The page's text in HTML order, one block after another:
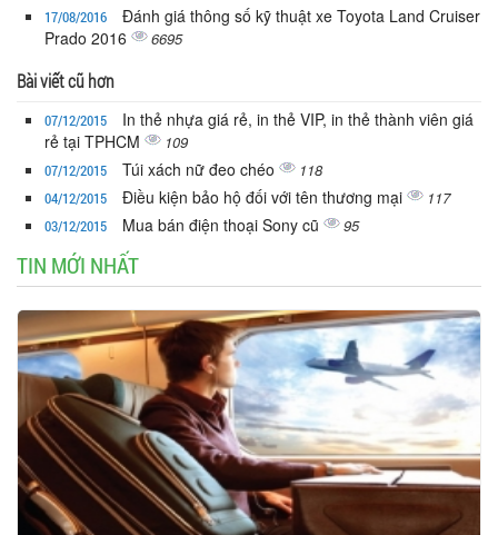
17/08/2016
Đánh giá thông số kỹ thuật xe Toyota Land Cruiser
Prado 2016
6695
Bài viết cũ hơn
07/12/2015
In thẻ nhựa giá rẻ, in thẻ VIP, in thẻ thành viên giá
rẻ tại TPHCM
109
07/12/2015 Túi xách nữ đeo chéo 118
04/12/2015 Điều kiện bảo hộ đối với tên thương mại 117
03/12/2015 Mua bán điện thoại Sony cũ 95
TIN MỚI NHẤT